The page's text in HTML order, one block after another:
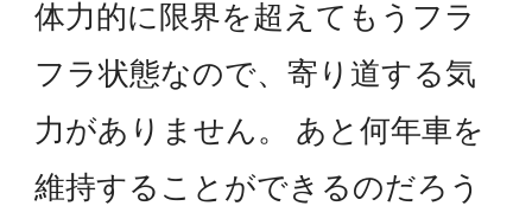
体力的に限界を超えてもうフラ
フラ状態なので、寄り道する気
力がありません。 あと何年車を
維持することができるのだろう